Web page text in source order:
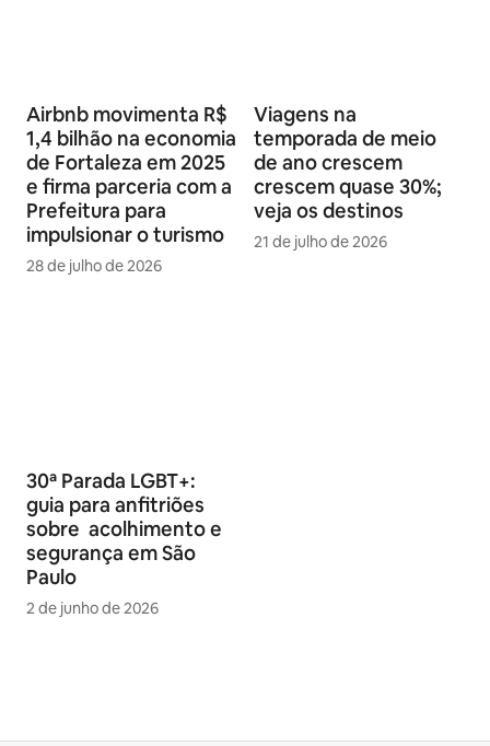
Airbnb movimenta R$
1,4 bilhão na economia
de Fortaleza em 2025
e firma parceria com a
Prefeitura para
impulsionar o turismo
28 de julho de 2026
Viagens na
temporada de meio
de ano crescem
crescem quase 30%;
veja os destinos
21 de julho de 2026
30ª Parada LGBT+:
guia para anfitriões
sobre acolhimento e
segurança em São
Paulo
2 de junho de 2026